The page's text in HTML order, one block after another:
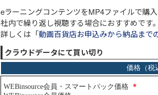
eラーニングコンテンツをMP4ファイルで購入
社内で繰り返し視聴する場合におすすめです。
詳しくは「動画百貨店お申込みから納品まで
クラウドデータにて買い切り